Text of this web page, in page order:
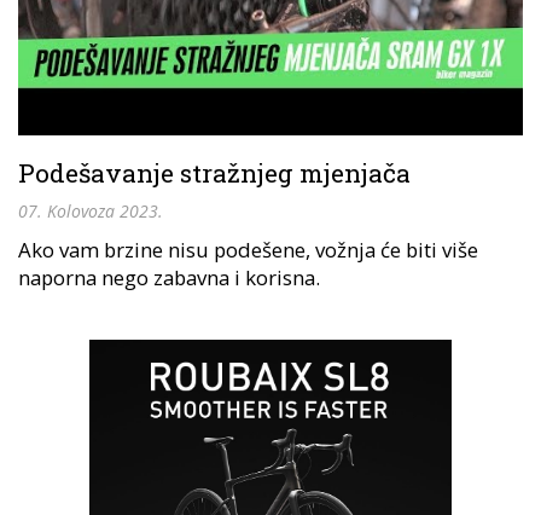
Podešavanje stražnjeg mjenjača
07. Kolovoza 2023.
Ako vam brzine nisu podešene, vožnja će biti više
naporna nego zabavna i korisna.